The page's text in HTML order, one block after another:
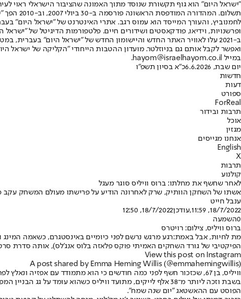
"ישראל היום" הוא גוף תקשורת שנוסד מתוך האמונה שהציבור הישראלי ראוי
תשלום.
ופרשנויות, וידיאו, פודקאסטים ושידורים חיים. פלטפורמות הדיגיטל של "ישראל
ב-2021 עלו לאוויר האתר החדש והיישומון החדש של "ישראל היום"
ואפשר לקבל אותם גם בניוזלטר. מועדון ההטבות הייחודי "הקליקה של ישראל
במייל hayom@israelhayom.co.il.
יום שבת, 6.6.2026
כ"א בסיון תשפ"ו
חדשות
דעות
ספורט
ForReal
תרבות ובידור
אוכל
מגזין
אנחנו מגייסים
English
X
תרבות
קולנוע
לאחר שחשף את מחלתו: ברוס וויליס סוגר מעגל
אשתו של השחקן הוותיק, שרק לאחרונה הודיע על פרישתו מעולם המשחק עקב
ענבל חייט
18/7/2022, 11:59
,עודכן18/7/2022, 12:50
0השמעה
ברוס וויליס, צילום: רויטרס
מת לחיות, אבל באמת:רגע מרגש נרשם לפני כיומיים באינסטגרם, כשאמה
הפיקטיבי של גורד השחקים האמיתי פוקס פלאזה בלוס אנג'לס), אותה סדרת סרטים שוברת קופות שהפכה את וויליס לכוכב
View this post on Instagram
A post shared by Emma Heming Willis (@emmahemingwillis)
בשבת וזכה ליותר מ־38 אלף לייקים, מתועד וויליס כשהוא
הפוסט עם ההאשטאג "יום שנה שמח".